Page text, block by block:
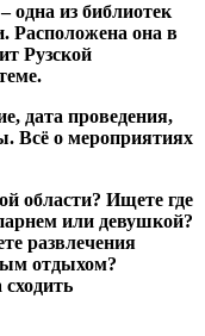
одна из библиотек
Расположена она в
Рузской
дата проведения,
Всё о мероприятиях
области? Ищете где
или девушкой?
развлечения
отдыхом?